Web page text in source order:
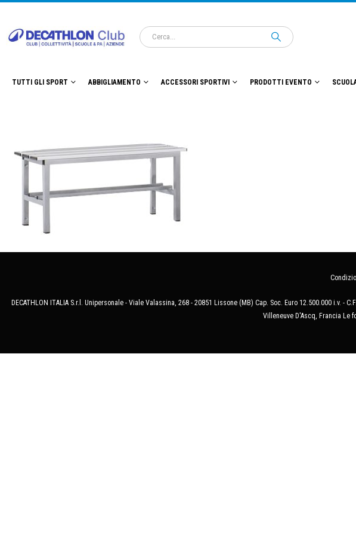
TUTTI GLI SPORT ABBIGLIAMENTO ACCESSORI SPORTIVI PRODOTTI EVENTO
DECATHLON ITALIA S.r.l. Unipersonale - Viale Valassina, 268 - 20851 Lissone (MB) Cap. Soc. Euro 12.500.000 i.v. -
Villeneuve D'Ascq, Francia Le